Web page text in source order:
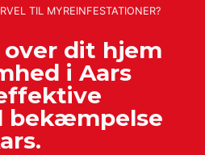
TIL MYREINFESTATIONER?
dit hjem
i Aars
bekæmpelse